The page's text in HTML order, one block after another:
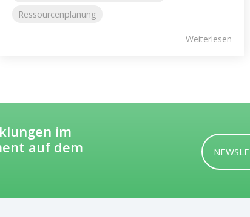
Ressourcenplanung
Weiterlesen
im
auf dem